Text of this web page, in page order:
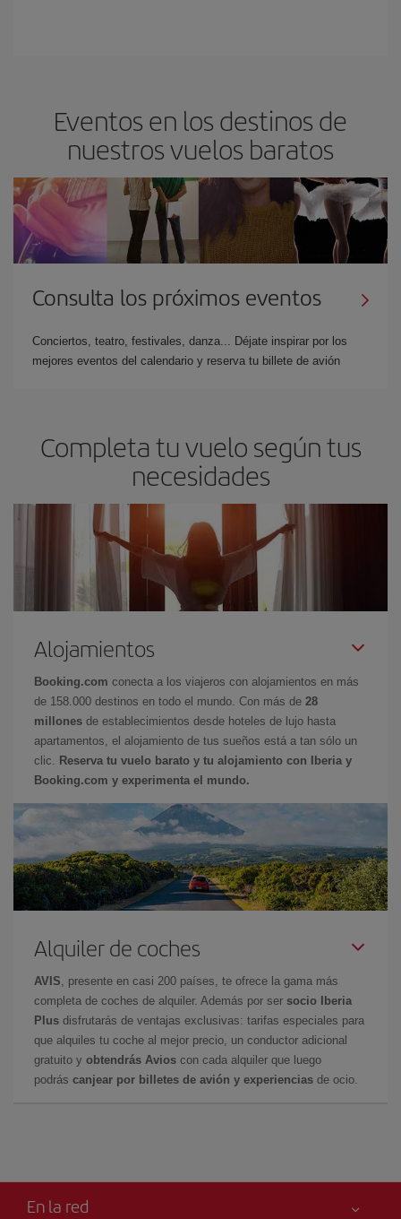
Eventos en los destinos de
nuestros vuelos baratos
Consulta los próximos eventos
Conciertos, teatro, festivales, danza... Déjate inspirar por los
mejores eventos del calendario y reserva tu billete de avión
Completa tu vuelo según tus
necesidades
Alojamientos
Booking.com conecta a los viajeros con alojamientos en más
de 158.000 destinos en todo el mundo. Con más de 28
millones de establecimientos desde hoteles de lujo hasta
apartamentos, el alojamiento de tus sueños está a tan sólo un
clic.
Reserva tu vuelo barato y tu alojamiento con Iberia y
Booking.com y experimenta el mundo.
Alquiler de coches
AVIS , presente en casi 200 países, te ofrece la gama más
completa de coches de alquiler. Además por ser socio Iberia
Plus disfrutarás de ventajas exclusivas: tarifas especiales para
que alquiles tu coche al mejor precio, un conductor adicional
gratuito y obtendrás Avios con cada alquiler que luego
podrás canjear por billetes de avión y experiencias de ocio.
En la red